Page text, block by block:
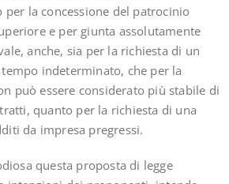
per la concessione del patrocinio
e per giunta assolutamente
anche, sia per la richiesta di un
indeterminato, che per la
può essere considerato più stabile di
quanto per la richiesta di una
da impresa pregressi.
questa proposta di legge